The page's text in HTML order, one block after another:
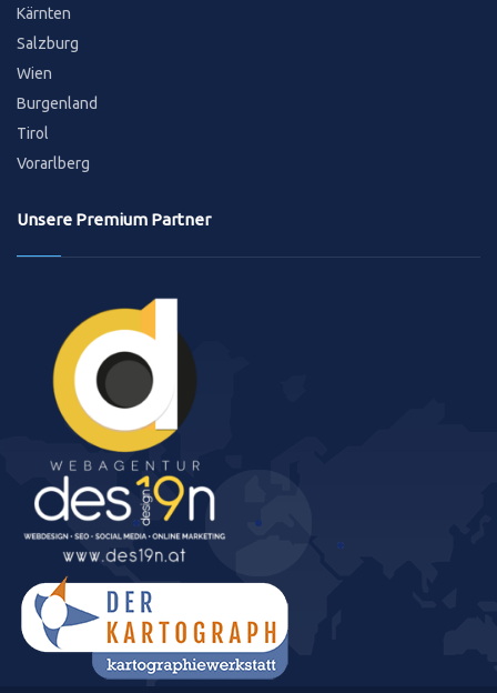
Kärnten
Salzburg
Wien
Burgenland
Tirol
Vorarlberg
Unsere Premium Partner